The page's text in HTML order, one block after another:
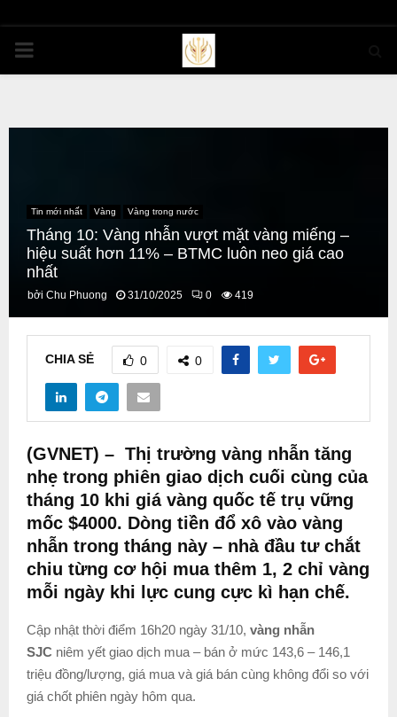
PRIMARY
Tin mới nhất Vàng Vàng trong nước
Tháng 10: Vàng nhẫn vượt mặt vàng miếng –
hiệu suất hơn 11% – BTMC luôn neo giá cao
nhất
bởi Chu Phuong 31/10/2025 0 419
CHIA SẺ 0 0
(GVNET) – Thị trường vàng nhẫn tăng
nhẹ trong phiên giao dịch cuối cùng của
tháng 10 khi giá vàng quốc tế trụ vững
mốc $4000. Dòng tiền đổ xô vào vàng
nhẫn trong tháng này – nhà đầu tư chắt
chiu từng cơ hội mua thêm 1, 2 chỉ vàng
mỗi ngày khi lực cung cực kì hạn chế.
Cập nhật thời điểm 16h20 ngày 31/10, vàng nhẫn
SJC niêm yết giao dịch mua – bán ở mức 143,6 – 146,1
triệu đồng/lượng, giá mua và giá bán cùng không đổi so với
giá chốt phiên ngày hôm qua.